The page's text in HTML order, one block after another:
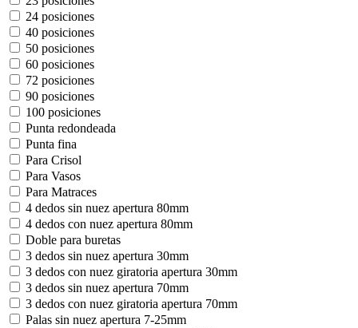
24 posiciones
40 posiciones
50 posiciones
60 posiciones
72 posiciones
90 posiciones
100 posiciones
Punta redondeada
Punta fina
Para Crisol
Para Vasos
Para Matraces
4 dedos sin nuez apertura 80mm
4 dedos con nuez apertura 80mm
Doble para buretas
3 dedos sin nuez apertura 30mm
3 dedos con nuez giratoria apertura 30mm
3 dedos sin nuez apertura 70mm
3 dedos con nuez giratoria apertura 70mm
Palas sin nuez apertura 7-25mm